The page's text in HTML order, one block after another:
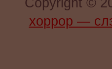
Copyright ©
хоррор —